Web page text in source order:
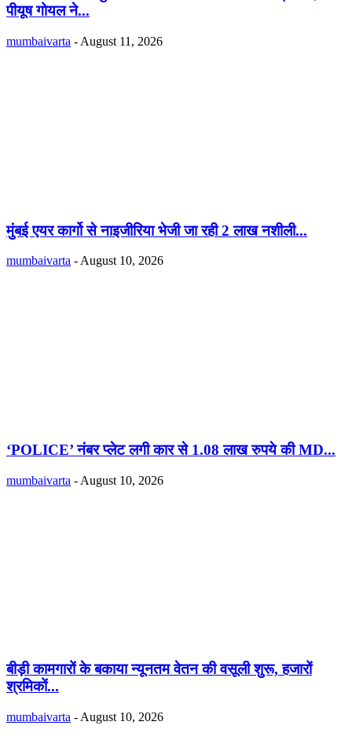
पीयूष गोयल ने...
mumbaivarta - August 11, 2026
मुंबई एयर कार्गो से नाइजीरिया भेजी जा रही 2 लाख नशीली...
mumbaivarta - August 10, 2026
‘POLICE’ नंबर प्लेट लगी कार से 1.08 लाख रुपये की MD...
mumbaivarta - August 10, 2026
बीड़ी कामगारों के बकाया न्यूनतम वेतन की वसूली शुरू, हजारों
श्रमिकों...
mumbaivarta - August 10, 2026